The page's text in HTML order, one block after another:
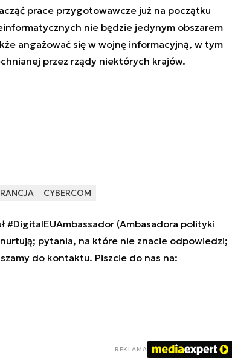
prace przygotowawcze już na początku
nie będzie jedynym obszarem
angażować się w wojnę informacyjną, w tym
przez rządy niektórych krajów.
CYBERCOM
#DigitalEUAmbassador (Ambasadora polityki
pytania, na które nie znacie odpowiedzi;
do kontaktu. Piszcie do nas na:
REKLAMA